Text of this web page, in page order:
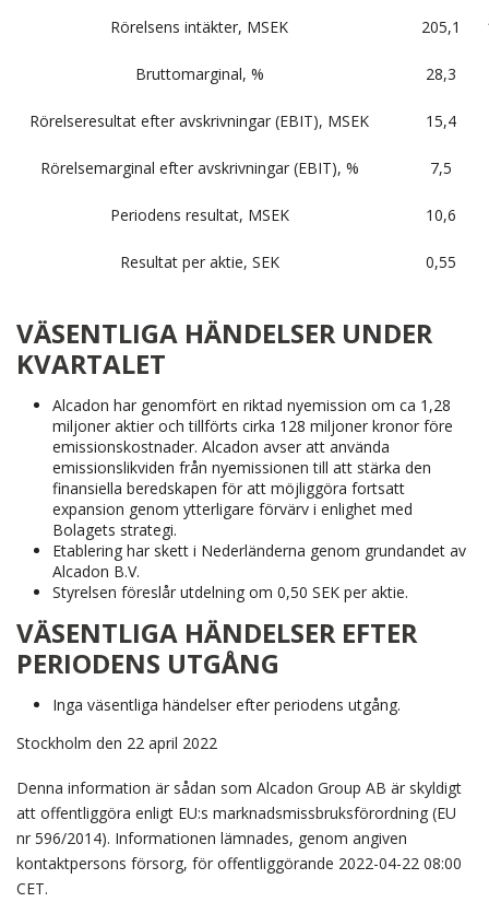
Rörelsens intäkter, MSEK 205,1
Bruttomarginal, % 28,3
Rörelseresultat efter avskrivningar (EBIT), MSEK 15,4
Rörelsemarginal efter avskrivningar (EBIT), % 7,5
Periodens resultat, MSEK 10,6
Resultat per aktie, SEK 0,55
VÄSENTLIGA HÄNDELSER UNDER
KVARTALET
Alcadon har genomfört en riktad nyemission om ca 1,28
miljoner aktier och tillförts cirka 128 miljoner kronor före
emissionskostnader. Alcadon avser att använda
emissionslikviden från nyemissionen till att stärka den
finansiella beredskapen för att möjliggöra fortsatt
expansion genom ytterligare förvärv i enlighet med
Bolagets strategi.
Etablering har skett i Nederländerna genom grundandet av
Alcadon B.V.
Styrelsen föreslår utdelning om 0,50 SEK per aktie.
VÄSENTLIGA HÄNDELSER EFTER
PERIODENS UTGÅNG
Inga väsentliga händelser efter periodens utgång.
Stockholm den 22 april 2022
Denna information är sådan som Alcadon Group AB är skyldigt
att offentliggöra enligt EU:s marknadsmissbruksförordning (EU
nr 596/2014). Informationen lämnades, genom angiven
kontaktpersons försorg, för offentliggörande 2022-04-22 08:00
CET.